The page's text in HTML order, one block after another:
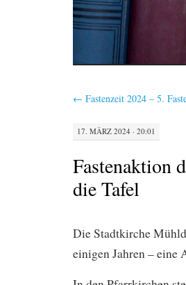
← Fastenzeit 2024 – 5.
17. MÄRZ 2024 · 20:01
Fastenaktion
die Tafel
Die Stadtkirche
einigen Jahren – eine